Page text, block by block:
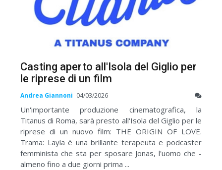
Casting aperto all'Isola del Giglio per
le riprese di un film
Andrea Giannoni 04/03/2026
Un'importante produzione cinematografica, la
Titanus di Roma, sarà presto all'Isola del Giglio per le
riprese di un nuovo film: THE ORIGIN OF LOVE.
Trama: Layla è una brillante terapeuta e podcaster
femminista che sta per sposare Jonas, l'uomo che -
almeno fino a due giorni prima ...